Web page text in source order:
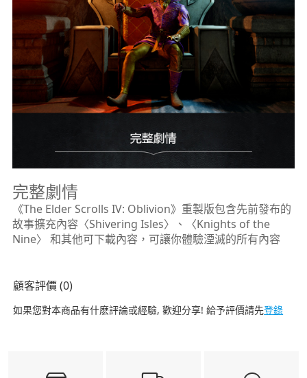
完整劇情
《The Elder Scrolls IV: Oblivion》重製版包含先前發布的
故事擴充內容〈Shivering Isles〉、〈Knights of the
Nine〉 和其他可下載內容，可讓你體驗湮滅的所有內容
顧客評價 (0)
如果您對本商品有什麽評論或經驗, 歡迎分享! 給予評價請先登錄